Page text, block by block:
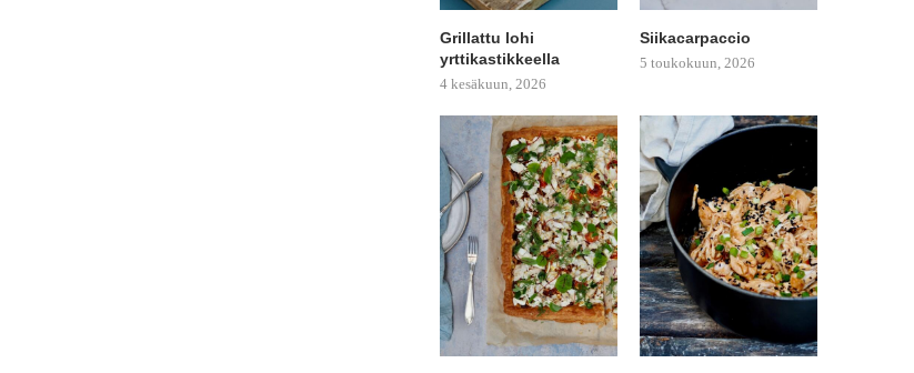
Grillattu lohi
yrttikastikkeella
4 kesäkuun, 2026
Siikacarpaccio
5 toukokuun, 2026